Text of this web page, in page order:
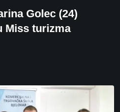
Golec (24)
Miss turizma